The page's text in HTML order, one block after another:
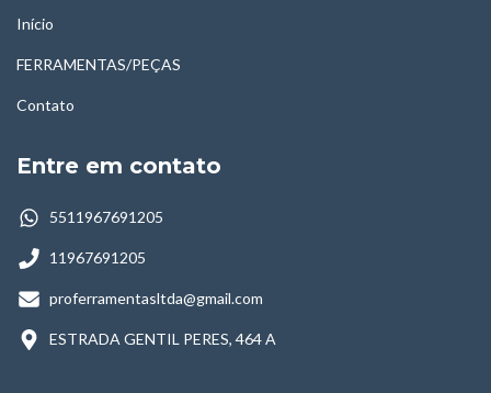
Início
FERRAMENTAS/PEÇAS
Contato
Entre em contato
5511967691205
11967691205
proferramentasltda@gmail.com
ESTRADA GENTIL PERES, 464 A